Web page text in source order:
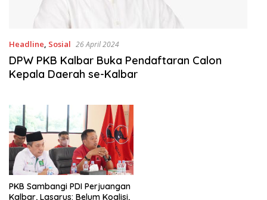
Headline, Sosial 26 April 2024
DPW PKB Kalbar Buka Pendaftaran Calon
Kepala Daerah se-Kalbar
PKB Sambangi PDI Perjuangan
Kalbar, Lasarus: Belum Koalisi,